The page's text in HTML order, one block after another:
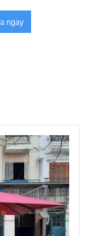
ngay